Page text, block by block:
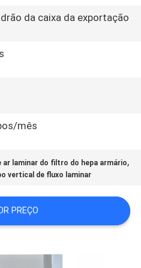
da caixa da exportação
mês
ar laminar do filtro do hepa armário,
vertical de fluxo laminar
PREÇO